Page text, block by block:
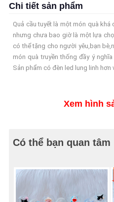
Chi tiết sản phẩm
Quả cầu tuyết là một món quà
nhưng chưa bao giờ là một lựa
có thể tặng cho người yêu,bạn
món quà truyền thống đầy ý
Sản phẩm có đèn led lung linh hơn
Xem hình
Có thể bạn quan tâm